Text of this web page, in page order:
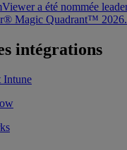
a été nommée
Magic Quadrant™ 2026.
intégrations
Intune